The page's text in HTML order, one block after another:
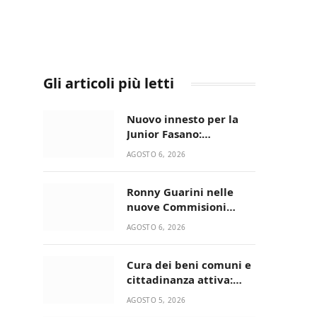
Gli articoli più letti
Nuovo innesto per la
Junior Fasano:
ingaggiato il
AGOSTO 6, 2026
Ronny Guarini nelle
nuove Commisioni
Acisport
AGOSTO 6, 2026
Cura dei beni comuni e
cittadinanza attiva:
online l’avviso per la
AGOSTO 5, 2026